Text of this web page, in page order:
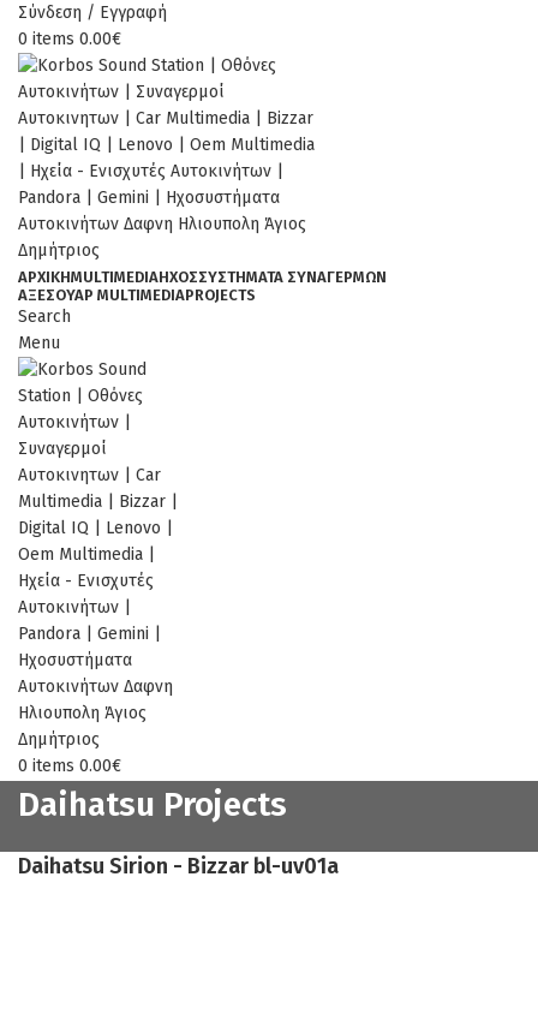
Σύνδεση / Εγγραφή
0 items 0.00€
ΑΡΧΙΚΉMULTIMEDIAΉΧΟΣΣΥΣΤΗΜΑΤΑ ΣΥΝΑΓΕΡΜΩΝ
ΑΞΕΣΟΥΆΡ MULTIMEDIAPROJECTS
Search
Menu
0 items 0.00€
Daihatsu Projects
Daihatsu Sirion - Bizzar bl-uv01a